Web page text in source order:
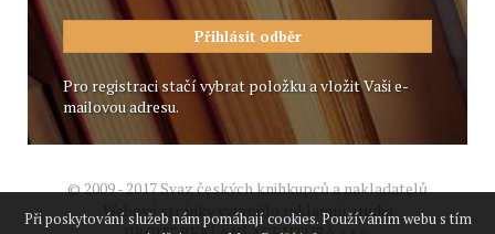
Pro registraci stačí vybrat položku a vložit Vaši e-
mailovou adresu.
© 2009 - 2017 Svaz českých knihkupců a nakladatelů
Webové stránky vytvořilo reklamní studio
Při poskytování služeb nám pomáhají cookies. Používáním webu s tím